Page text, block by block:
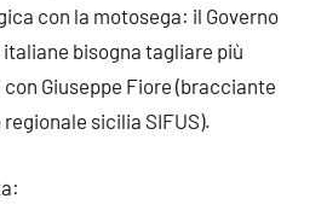
con la motosega: il Governo
bisogna tagliare più
con Giuseppe Fiore (bracciante
sicilia SIFUS).